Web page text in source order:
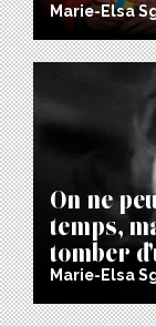
Marie-Elsa
On ne
temps,
tomber
Marie-Elsa